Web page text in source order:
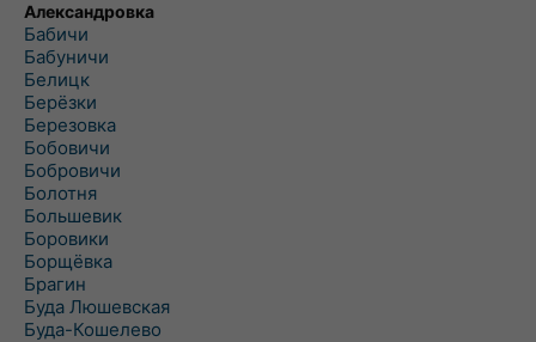
Александровка
Бабичи
Бабуничи
Белицк
Берёзки
Березовка
Бобовичи
Бобровичи
Болотня
Большевик
Боровики
Борщёвка
Брагин
Буда Люшевская
Буда-Кошелево